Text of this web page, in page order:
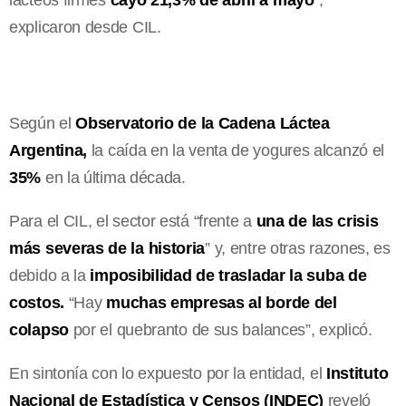
explicaron desde CIL.
Según elObservatorio de la Cadena Láctea
Argentina, la caída en la venta de yogures alcanzó el
35% en la última década.
Para el CIL, el sector está “frente a una de las crisis
más severas de la historia” y, entre otras razones, es
debido a la imposibilidad de trasladar la suba de
costos. “Hay muchas empresas al borde del
colapsopor el quebranto de sus balances”, explicó.
En sintonía con lo expuesto por la entidad, el Instituto
Nacional de Estadística y Censos (INDEC) reveló